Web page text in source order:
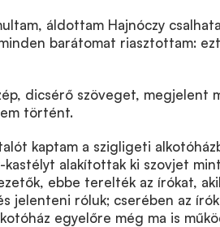
áldottam Hajnóczy
barátomat riasztottam:
dicsérő szöveget, megjelent
történt.
kaptam a szigligeti
alakítottak ki szovjet
ebbe terelték az írókat,
jelenteni róluk; cserében az írók
egyelőre még ma is